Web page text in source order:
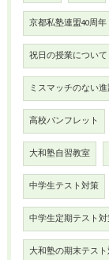
京都私塾連盟40周年
祝日の授業について
ミスマッチのない
高校パンフレット
大和塾自習教室
中学生テスト対策
中学生定期テスト
大和塾の期末テス